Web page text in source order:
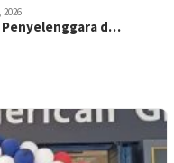
2026
Penyelenggara d…